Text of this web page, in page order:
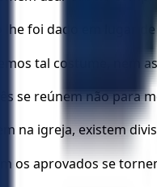
lhe foi dado em lugar
tal costume, nem
se reúnem não para
na igreja, existem
os aprovados se